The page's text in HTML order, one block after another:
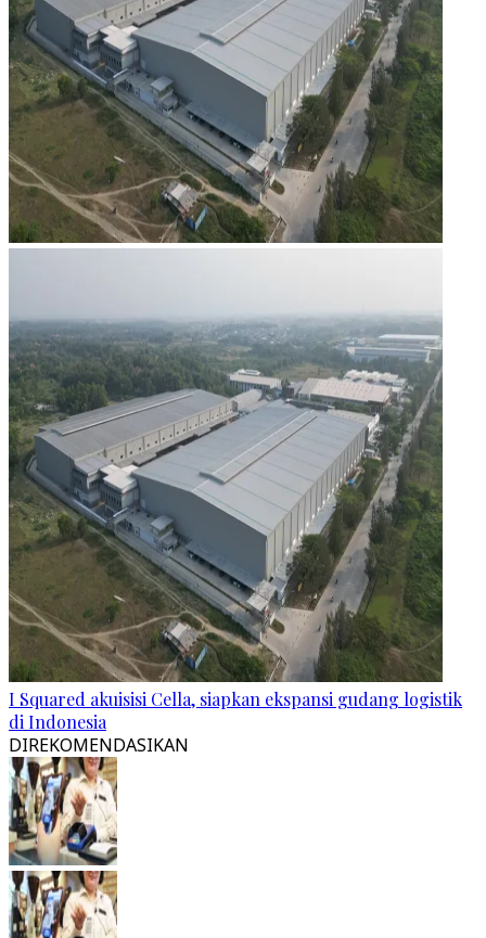
I Squared akuisisi Cella, siapkan ekspansi gudang logistik
di Indonesia
DIREKOMENDASIKAN